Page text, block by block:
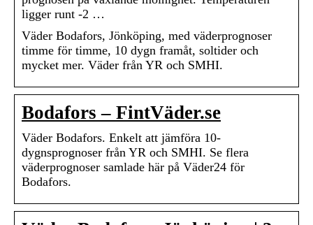
ligger runt -2 …
Väder Bodafors, Jönköping, med väderprognoser
timme för timme, 10 dygn framåt, soltider och
mycket mer. Väder från YR och SMHI.
Bodafors – FintVäder.se
Väder Bodafors. Enkelt att jämföra 10-
dygnsprognoser från YR och SMHI. Se flera
väderprognoser samlade här på Väder24 för
Bodafors.